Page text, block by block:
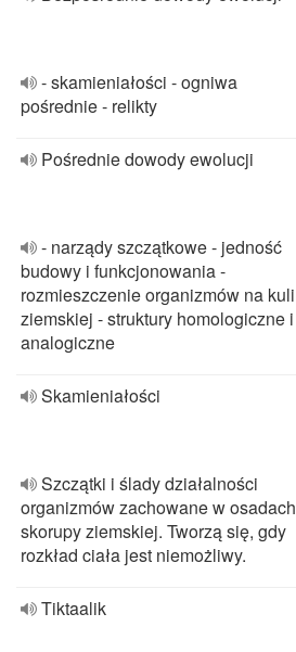
- skamieniałości - ogniwa
pośrednie - relikty
Pośrednie dowody ewolucji
- narządy szczątkowe - jedność
budowy i funkcjonowania -
rozmieszczenie organizmów na kuli
ziemskiej - struktury homologiczne i
analogiczne
Skamieniałości
Szczątki i ślady działalności
organizmów zachowane w osadach
skorupy ziemskiej. Tworzą się, gdy
rozkład ciała jest niemożliwy.
Tiktaalik